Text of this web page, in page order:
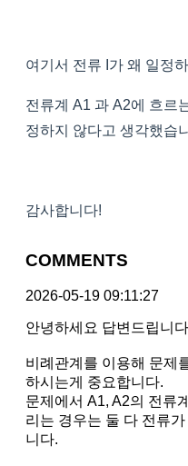
여기서 전류 I가 왜 일정
전류계 A1 과 A2에 흐르
정하지 않다고 생각했습
감사합니다!
COMMENTS
2026-05-19 09:11:27
안녕하세요 답변드립니
비례관계를 이용해 문제
하시는게 중요합니다.
문제에서 A1, A2의 전류
리는 경우는 둘 다 전류
니다.